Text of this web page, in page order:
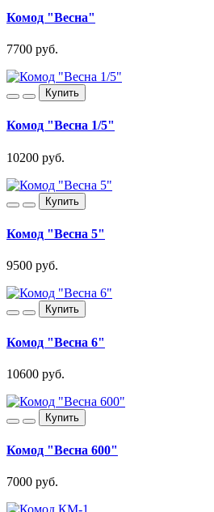
Комод "Весна"
7700 руб.
Купить
Комод "Весна 1/5"
10200 руб.
Купить
Комод "Весна 5"
9500 руб.
Купить
Комод "Весна 6"
10600 руб.
Купить
Комод "Весна 600"
7000 руб.